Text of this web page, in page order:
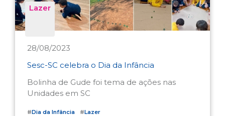
Lazer
28/08/2023
Sesc-SC celebra o Dia da Infância
Bolinha de Gude foi tema de ações nas
Unidades em SC
#Dia da Infância #Lazer